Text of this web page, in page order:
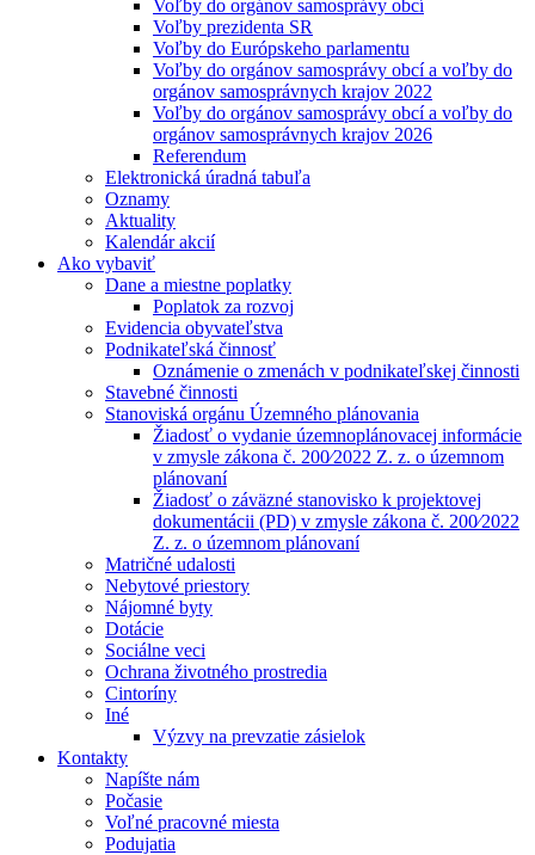
Voľby do orgánov samosprávy obcí
Voľby prezidenta SR
Voľby do Európskeho parlamentu
Voľby do orgánov samosprávy obcí a voľby do
orgánov samosprávnych krajov 2022
Voľby do orgánov samosprávy obcí a voľby do
orgánov samosprávnych krajov 2026
Referendum
Elektronická úradná tabuľa
Oznamy
Aktuality
Kalendár akcií
Ako vybaviť
Dane a miestne poplatky
Poplatok za rozvoj
Evidencia obyvateľstva
Podnikateľská činnosť
Oznámenie o zmenách v podnikateľskej činnosti
Stavebné činnosti
Stanoviská orgánu Územného plánovania
Žiadosť o vydanie územnoplánovacej informácie
v zmysle zákona č. 200⁄2022 Z. z. o územnom
plánovaní
Žiadosť o záväzné stanovisko k projektovej
dokumentácii (PD) v zmysle zákona č. 200⁄2022
Z. z. o územnom plánovaní
Matričné udalosti
Nebytové priestory
Nájomné byty
Dotácie
Sociálne veci
Ochrana životného prostredia
Cintoríny
Iné
Výzvy na prevzatie zásielok
Kontakty
Napíšte nám
Počasie
Voľné pracovné miesta
Podujatia